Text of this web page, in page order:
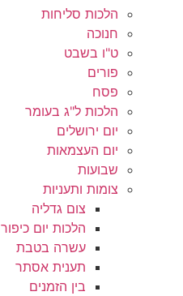
הלכות סליחות
חנוכה
ט"ו בשבט
פורים
פסח
הלכות ל"ג בעומר
יום ירושלים
יום העצמאות
שבועות
צומות ותעניות
צום גדליה
הלכות יום כיפור
עשרה בטבת
תענית אסתר
בין הזמנים